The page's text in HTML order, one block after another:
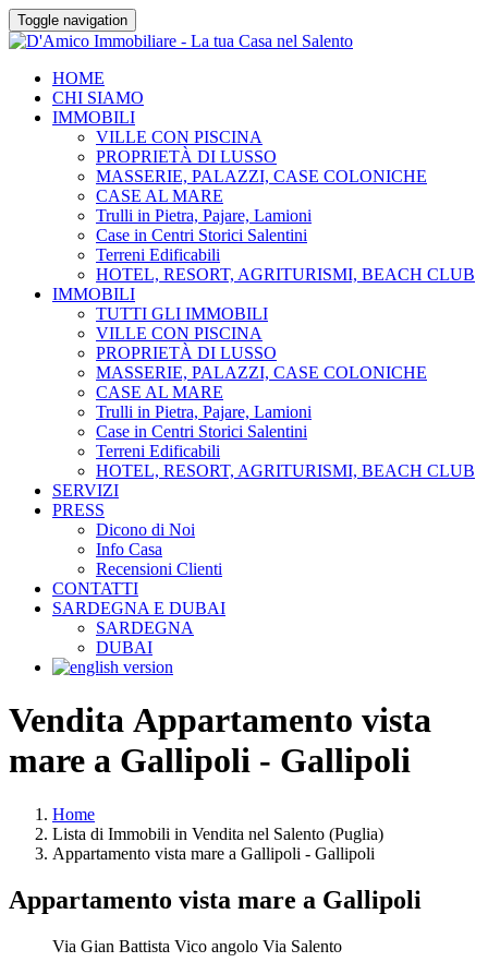
Toggle navigation
HOME
CHI SIAMO
IMMOBILI
VILLE CON PISCINA
PROPRIETÀ DI LUSSO
MASSERIE, PALAZZI, CASE COLONICHE
CASE AL MARE
Trulli in Pietra, Pajare, Lamioni
Case in Centri Storici Salentini
Terreni Edificabili
HOTEL, RESORT, AGRITURISMI, BEACH CLUB
IMMOBILI
TUTTI GLI IMMOBILI
VILLE CON PISCINA
PROPRIETÀ DI LUSSO
MASSERIE, PALAZZI, CASE COLONICHE
CASE AL MARE
Trulli in Pietra, Pajare, Lamioni
Case in Centri Storici Salentini
Terreni Edificabili
HOTEL, RESORT, AGRITURISMI, BEACH CLUB
SERVIZI
PRESS
Dicono di Noi
Info Casa
Recensioni Clienti
CONTATTI
SARDEGNA E DUBAI
SARDEGNA
DUBAI
Vendita Appartamento vista
mare a Gallipoli - Gallipoli
Home
Lista di Immobili in Vendita nel Salento (Puglia)
Appartamento vista mare a Gallipoli - Gallipoli
Appartamento vista mare a Gallipoli
Via Gian Battista Vico angolo Via Salento